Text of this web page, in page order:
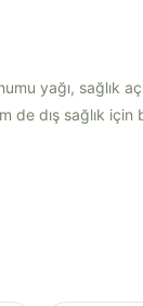
yağı, sağlık
de dış sağlık